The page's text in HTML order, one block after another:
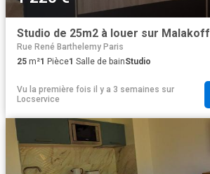
Studio de 25m2 à louer sur Malakoff
Rue René Barthelemy Paris
25 m²1 Pièce1 Salle de bainStudio
Vu la première fois il y a 3 semaines sur
Locservice